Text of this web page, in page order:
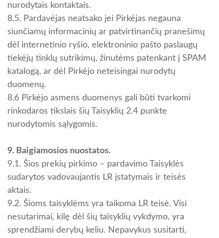
nurodytais kontaktais.
8.5. Pardavėjas neatsako jei Pirkėjas negauna
siunčiamų informacinių ar patvirtinančių pranešimų
dėl internetinio ryšio, elektroninio pašto paslaugų
tiekėjų tinklų sutrikimų, žinutėms patenkant į SPAM
katalogą, ar dėl Pirkėjo neteisingai nurodytų
duomenų.
8.6 Pirkėjo asmens duomenys gali būti tvarkomi
rinkodaros tikslais šių Taisyklių 2.4 punkte
nurodytomis sąlygomis.
9. Baigiamosios nuostatos.
9.1. Šios prekių pirkimo – pardavimo Taisyklės
sudarytos vadovaujantis LR įstatymais ir teisės
aktais.
9.2. Šioms taisyklėms yra taikoma LR teisė. Visi
nesutarimai, kilę dėl šių taisyklių vykdymo, yra
sprendžiami derybų keliu. Nepavykus susitarti,